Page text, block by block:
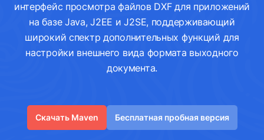
интерфейс просмотра файлов DXF для приложений
на базе Java, J2EE и J2SE, поддерживающий
широкий спектр дополнительных функций для
настройки внешнего вида формата выходного
документа.
Скачать Maven Бесплатная пробная версия